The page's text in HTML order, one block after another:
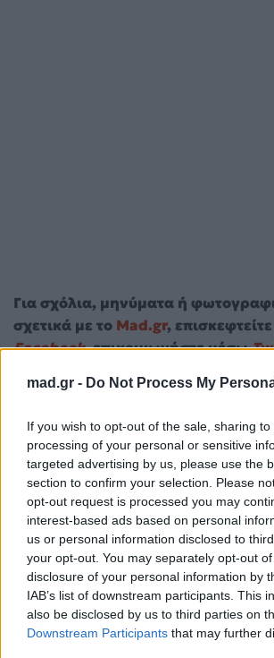
mad.gr - Do Not Process My
If you wish to opt-out of the sale, sharing
processing of your personal or sensitive
targeted advertising by us, please use the
section to confirm your selection. Please
opt-out request is processed you may
interest-based ads based on personal
us or personal information disclosed to
your opt-out. You may separately opt-out
disclosure of your personal information by
IAB’s list of downstream participants. This
also be disclosed by us to third parties on
Downstream Participants that may further
Για σχόλια, μηνύματα ή
σχετικά με το Mad.gr,
Facebook, επικοινωνήστε μέσω
Ακολουθήστε το
Mad.gr στο
News
Ακολουθήστε το
Mad.gr στο MSN
Μοιράσου αυτό το